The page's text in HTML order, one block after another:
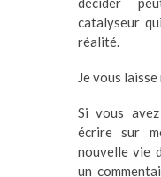
catalyseur
réalité.
Je vous
Si vous
écrire sur
nouvelle vie
un